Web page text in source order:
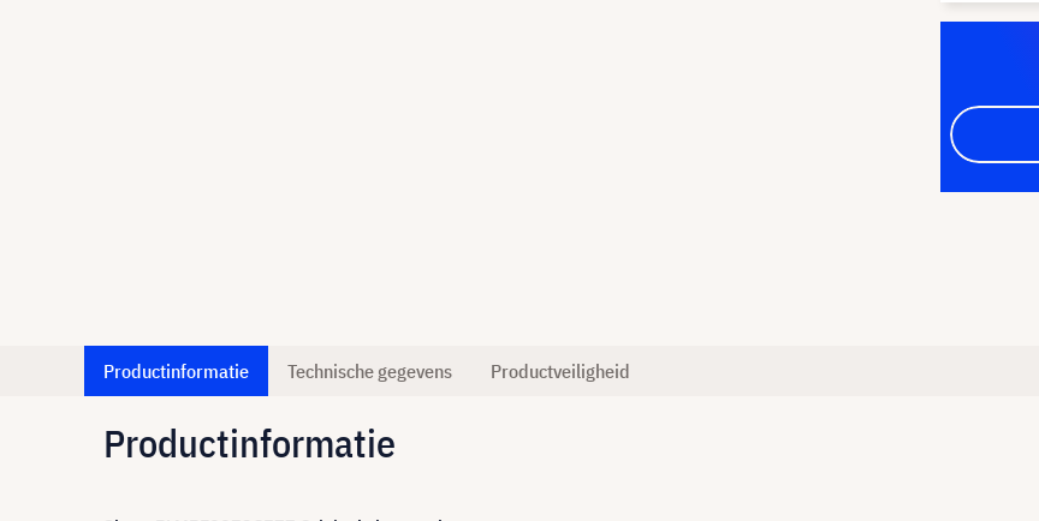
Productinformatie Technische gegevens Productveiligheid
Productinformatie